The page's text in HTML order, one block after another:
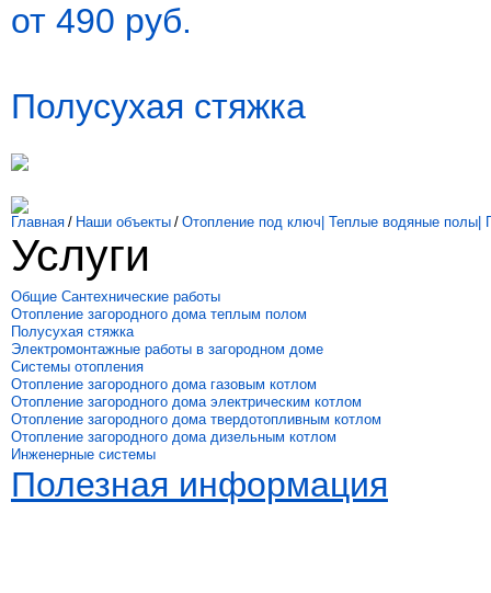
от 490 руб.
Полусухая стяжка
Главная / Наши объекты / Отопление под ключ| Теплые водяные полы|
Услуги
Общие Сантехнические работы
Отопление загородного дома теплым полом
Полусухая стяжка
Электромонтажные работы в загородном доме
Системы отопления
Отопление загородного дома газовым котлом
Отопление загородного дома электрическим котлом
Отопление загородного дома твердотопливным котлом
Отопление загородного дома дизельным котлом
Инженерные системы
Полезная информация